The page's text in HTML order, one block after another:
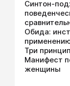
Синтон-
Обида:
Три
Манифест
женщины